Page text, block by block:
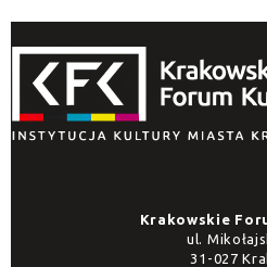
Krakowskie
ul.
31-027